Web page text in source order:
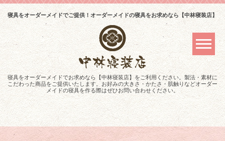
寝具をオーダーメイドでご提供！オーダーメイドの寝具をお求めなら【中林寝装店】
寝具をオーダーメイドでお求めなら【中林寝装店】をご利用ください。製法・素材に
こだわった商品をご提供いたします。お好みの大きさ・かたさ・肌触りなどオーダー
メイドの寝具を作る際はぜひお問い合わせください。